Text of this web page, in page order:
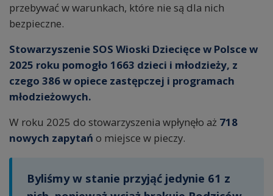
przebywać w warunkach, które nie są dla nich
bezpieczne.
Stowarzyszenie SOS Wioski Dziecięce w Polsce w
2025 roku pomogło 1663 dzieci i młodzieży, z
czego 386 w opiece zastępczej i programach
młodzieżowych.
W roku 2025 do stowarzyszenia wpłynęło aż 718
nowych zapytań o miejsce w pieczy.
Byliśmy w stanie przyjąć jedynie 61 z